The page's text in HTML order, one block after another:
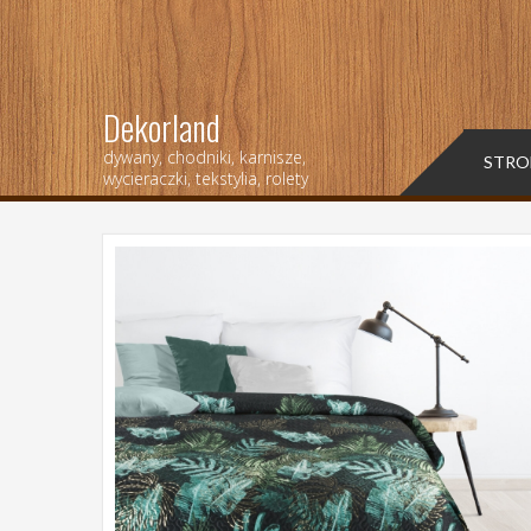
Dekorland
dywany, chodniki, karnisze,
wycieraczki, tekstylia, rolety